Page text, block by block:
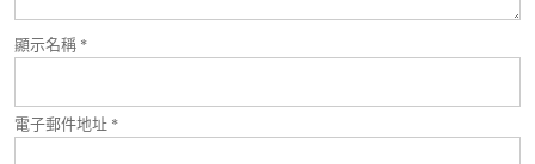
顯示名稱 *
電子郵件地址 *